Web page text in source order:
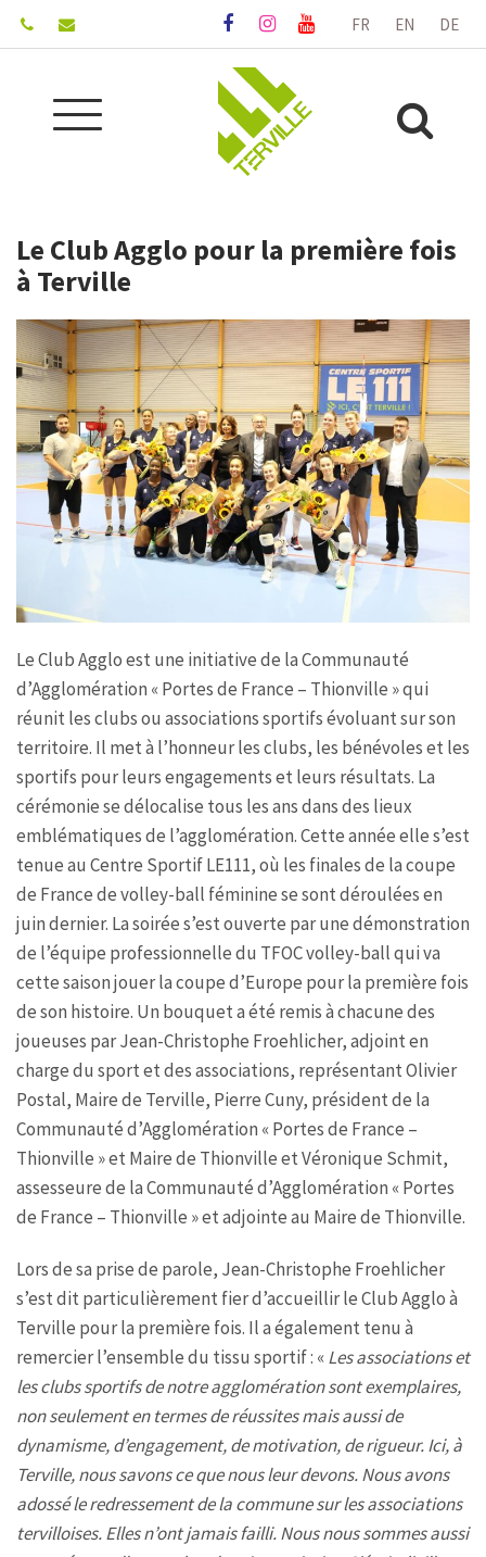
FR EN DE
Lien
le
compte
Facebook
Lien
le
compte
Instagram
Lien
chaîne
Youtube
Aller
à
Le Club Agglo pour la première fois
à Terville
Le Club Agglo est une initiative de la Communauté
d’Agglomération « Portes de France – Thionville » qui
réunit les clubs ou associations sportifs évoluant sur son
territoire. Il met à l’honneur les clubs, les bénévoles et les
sportifs pour leurs engagements et leurs résultats. La
cérémonie se délocalise tous les ans dans des lieux
emblématiques de l’agglomération. Cette année elle s’est
tenue au Centre Sportif LE111, où les finales de la coupe
de France de volley-ball féminine se sont déroulées en
juin dernier. La soirée s’est ouverte par une démonstration
de l’équipe professionnelle du TFOC volley-ball qui va
cette saison jouer la coupe d’Europe pour la première fois
de son histoire. Un bouquet a été remis à chacune des
joueuses par Jean-Christophe Froehlicher, adjoint en
charge du sport et des associations, représentant Olivier
Postal, Maire de Terville, Pierre Cuny, président de la
Communauté d’Agglomération « Portes de France –
Thionville » et Maire de Thionville et Véronique Schmit,
assesseure de la Communauté d’Agglomération « Portes
de France – Thionville » et adjointe au Maire de Thionville.
Lors de sa prise de parole, Jean-Christophe Froehlicher
s’est dit particulièrement fier d’accueillir le Club Agglo à
Terville pour la première fois. Il a également tenu à
remercier l’ensemble du tissu sportif : «Les associations et
les clubs sportifs de notre agglomération sont exemplaires,
non seulement en termes de réussites mais aussi de
dynamisme, d’engagement, de motivation, de rigueur. Ici, à
Terville, nous savons ce que nous leur devons. Nous avons
adossé le redressement de la commune sur les associations
tervilloises. Elles n’ont jamais failli. Nous nous sommes aussi